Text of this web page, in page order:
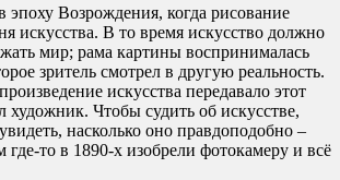
эпоху Возрождения, когда рисование
искусства. В то время искусство должно
мир; рама картины воспринималась
зритель смотрел в другую реальность.
искусства передавало этот
Чтобы судить об искусстве,
насколько оно правдоподобно –
где-то в 1890-х изобрели фотокамеру и всё